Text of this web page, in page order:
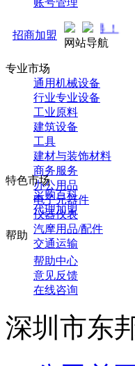
账号管理
招商加盟
网站
专业市场
通用机械设备
行业专业设备
工业原料
建筑设备
工具
建材与装饰材料
商务服务
办公用品
电子元器件
仪器仪表
汽摩用品/配件
交通运输
特色市场
采购百科
代理加盟
帮助中心
意见反馈
在线咨询
深圳市东